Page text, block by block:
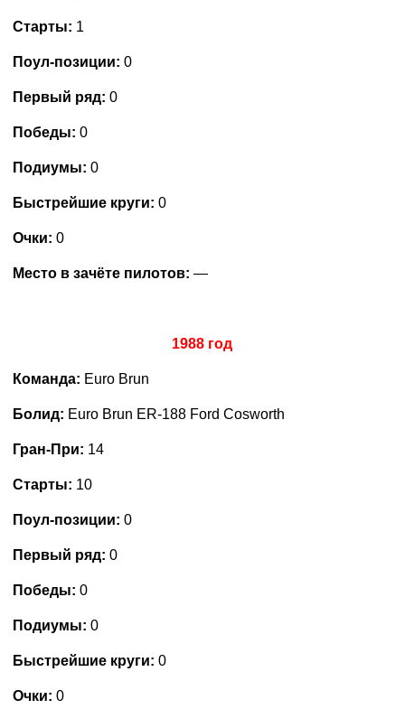
Старты: 1
Поул-позиции: 0
Первый ряд: 0
Победы: 0
Подиумы: 0
Быстрейшие круги: 0
Очки: 0
Место в зачёте пилотов: —
1988 год
Команда: Euro Brun
Болид: Euro Brun ER-188 Ford Cosworth
Гран-При: 14
Старты: 10
Поул-позиции: 0
Первый ряд: 0
Победы: 0
Подиумы: 0
Быстрейшие круги: 0
Очки: 0